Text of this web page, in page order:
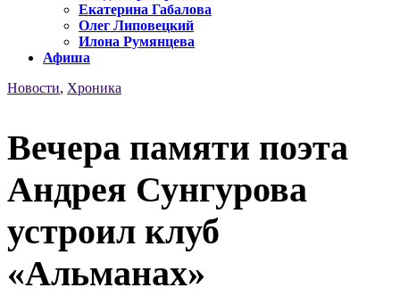
Екатерина Габалова
Олег Липовецкий
Илона Румянцева
Афиша
Новости, Хроника
Вечера памяти поэта
Андрея Сунгурова
устроил клуб
«Альманах»